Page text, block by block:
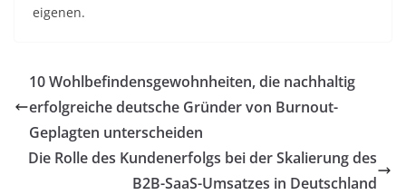
eigenen.
10 Wohlbefindensgewohnheiten, die nachhaltig
erfolgreiche deutsche Gründer von Burnout-
Geplagten unterscheiden
Die Rolle des Kundenerfolgs bei der Skalierung des
B2B-SaaS-Umsatzes in Deutschland